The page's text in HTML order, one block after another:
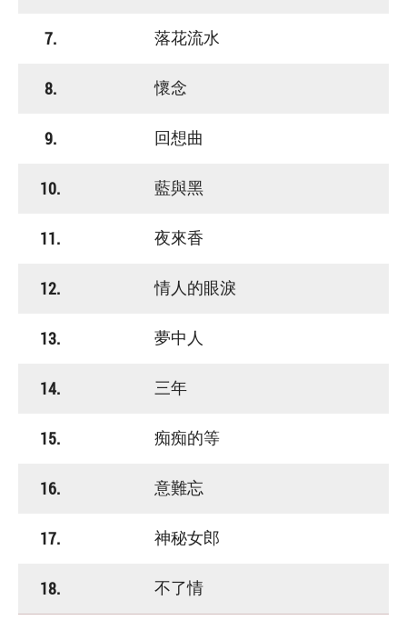
7. 落花流水
8. 懷念
9. 回想曲
10. 藍與黑
11. 夜來香
12. 情人的眼淚
13. 夢中人
14. 三年
15. 痴痴的等
16. 意難忘
17. 神秘女郎
18. 不了情